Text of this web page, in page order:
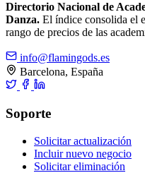
Directorio Nacional de
Danza. El índice consolida el
rango de precios de las
info@flamingods.es
Barcelona, España
Soporte
Solicitar actualización
Incluir nuevo negocio
Solicitar eliminación